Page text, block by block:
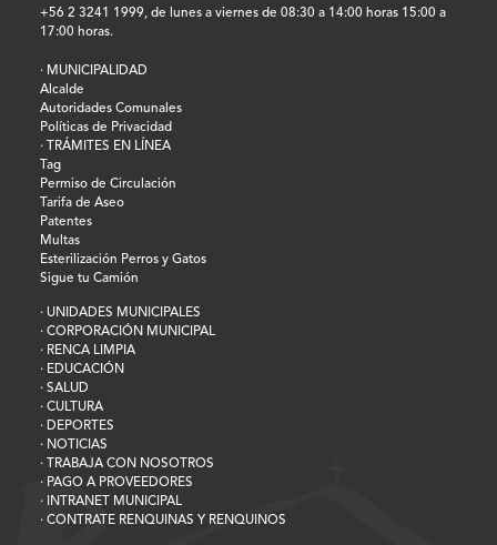
+56 2 3241 1999, de lunes a viernes de 08:30 a 14:00 horas 15:00 a
17:00 horas.
· MUNICIPALIDAD
Alcalde
Autoridades Comunales
Políticas de Privacidad
· TRÁMITES EN LÍNEA
Tag
Permiso de Circulación
Tarifa de Aseo
Patentes
Multas
Esterilización Perros y Gatos
Sigue tu Camión
· UNIDADES MUNICIPALES
· CORPORACIÓN MUNICIPAL
· RENCA LIMPIA
· EDUCACIÓN
· SALUD
· CULTURA
· DEPORTES
· NOTICIAS
· TRABAJA CON NOSOTROS
· PAGO A PROVEEDORES
· INTRANET MUNICIPAL
· CONTRATE RENQUINAS Y RENQUINOS